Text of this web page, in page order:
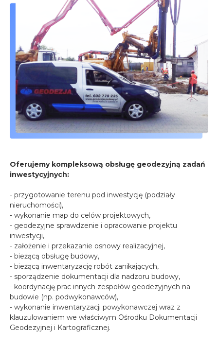
Oferujemy kompleksową obsługę geodezyjną zadań
inwestycyjnych:
- przygotowanie terenu pod inwestycję (podziały
nieruchomości),
- wykonanie map do celów projektowych,
- geodezyjne sprawdzenie i opracowanie projektu
inwestycji,
- założenie i przekazanie osnowy realizacyjnej,
- bieżącą obsługę budowy,
- bieżącą inwentaryzację robót zanikających,
- sporządzenie dokumentacji dla nadzoru budowy,
- koordynację prac innych zespołów geodezyjnych na
budowie (np. podwykonawców),
- wykonanie inwentaryzacji powykonawczej wraz z
klauzulowaniem we właściwym Ośrodku Dokumentacji
Geodezyjnej i Kartograficznej.